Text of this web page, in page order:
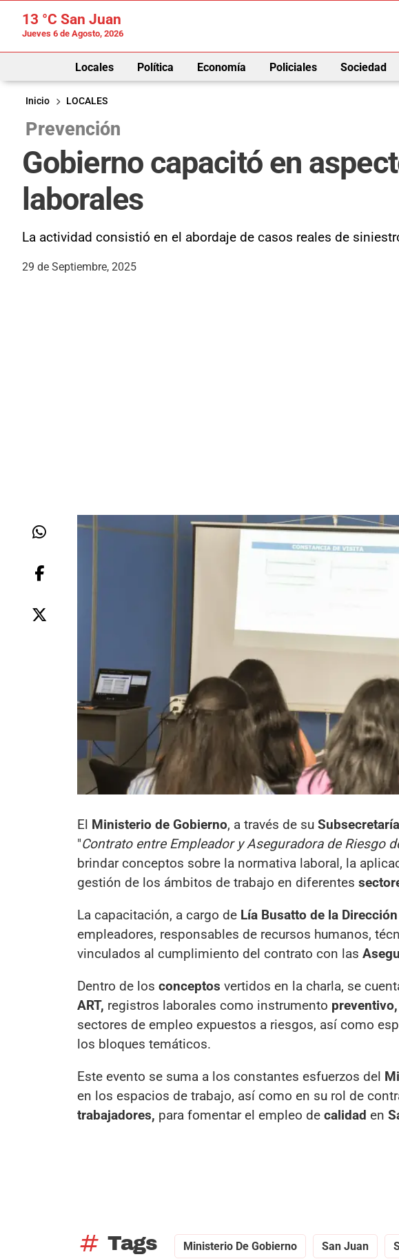
13 °C San Juan
Jueves 6 de Agosto, 2026
Locales Política Economía Policiales Sociedad
Inicio
LOCALES
Prevención
Gobierno capacitó en
laborales
La actividad consistió en el abordaje de casos reales de
29 de Septiembre, 2025
El Ministerio de Gobierno, a través de su
"Contrato entre Empleador y Aseguradora de Riesgo
brindar conceptos sobre la normativa laboral, la
gestión de los ámbitos de trabajo en diferentes
La capacitación, a cargo de Lía Busatto de la
empleadores, responsables de recursos humanos,
vinculados al cumplimiento del contrato con las
Dentro de los conceptos vertidos en la charla, se
ART, registros laborales como instrumento preventivo,
sectores de empleo expuestos a riesgos, así como
los bloques temáticos.
Este evento se suma a los constantes esfuerzos del
en los espacios de trabajo, así como en su rol de
trabajadores, para fomentar el empleo de calidad en
tag Tags Ministerio De Gobierno San Juan